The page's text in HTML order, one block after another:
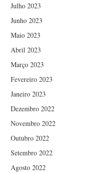
Julho 2023
Junho 2023
Maio 2023
Abril 2023
Março 2023
Fevereiro 2023
Janeiro 2023
Dezembro 2022
Novembro 2022
Outubro 2022
Setembro 2022
Agosto 2022